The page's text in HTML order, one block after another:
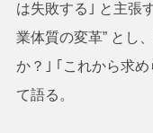
は失敗する｣ と主張
業体質の変革” とし
か？｣ ｢これから求
て語る。